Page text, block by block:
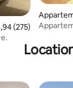
moyenne
(275)